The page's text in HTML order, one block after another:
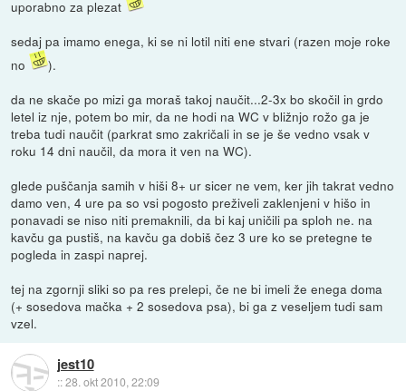
uporabno za plezat
sedaj pa imamo enega, ki se ni lotil niti ene stvari (razen moje roke
no
).
da ne skače po mizi ga moraš takoj naučit...2-3x bo skočil in grdo
letel iz nje, potem bo mir, da ne hodi na WC v bližnjo rožo ga je
treba tudi naučit (parkrat smo zakričali in se je še vedno vsak v
roku 14 dni naučil, da mora it ven na WC).
glede puščanja samih v hiši 8+ ur sicer ne vem, ker jih takrat vedno
damo ven, 4 ure pa so vsi pogosto preživeli zaklenjeni v hišo in
ponavadi se niso niti premaknili, da bi kaj uničili pa sploh ne. na
kavču ga pustiš, na kavču ga dobiš čez 3 ure ko se pretegne te
pogleda in zaspi naprej.
tej na zgornji sliki so pa res prelepi, če ne bi imeli že enega doma
(+ sosedova mačka + 2 sosedova psa), bi ga z veseljem tudi sam
vzel.
jest10
::28. okt 2010, 22:09